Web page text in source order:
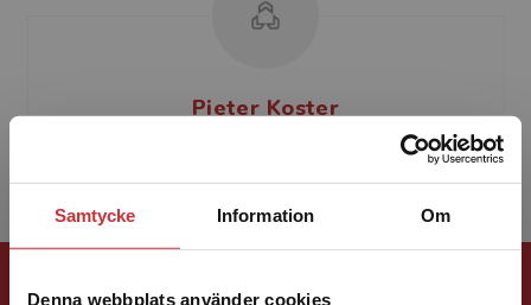
Samtycke Information Om
Denna webbplats använder cookies
Pieter Koster